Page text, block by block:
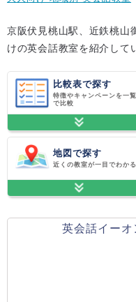
京阪伏見桃山駅、近鉄桃山
けの英会話教室を紹介して
比較表で探す
特徴やキャンペーンを一覧
で比較
地図で探す
近くの教室が一目でわかる
英会話イーオ